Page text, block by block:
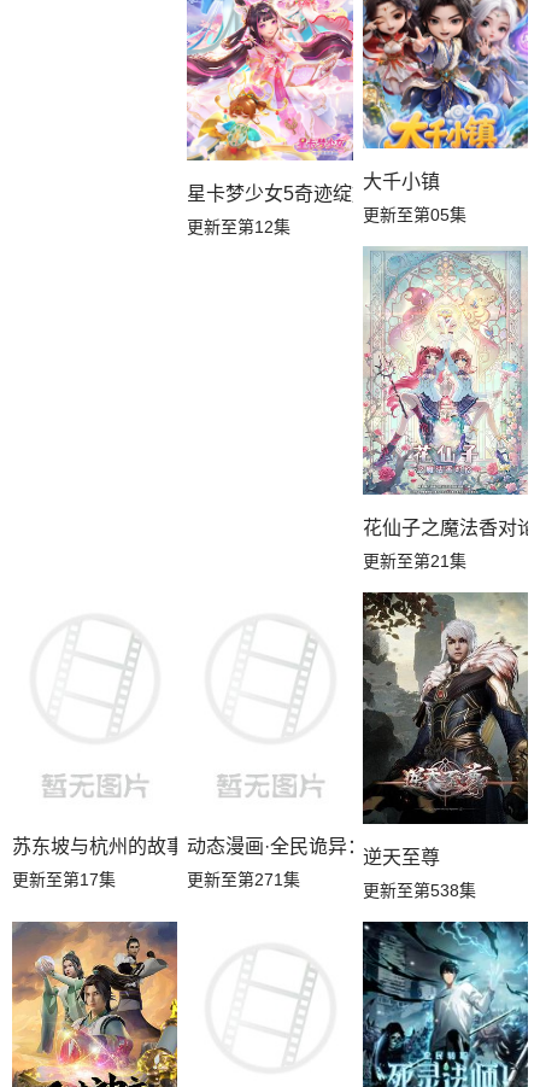
星卡梦少女5奇迹绽放
更新至第12集
大千小镇
更新至第05集
花仙子之魔法香对论
更新至第21集
苏东坡与杭州的故事
更新至第17集
动态漫画·全民诡异：开局掌握零元购
更新至第271集
逆天至尊
更新至第538集